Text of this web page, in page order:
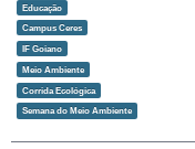
Educação
Campus Ceres
IF Goiano
Meio Ambiente
Corrida Ecológica
Semana do Meio Ambiente